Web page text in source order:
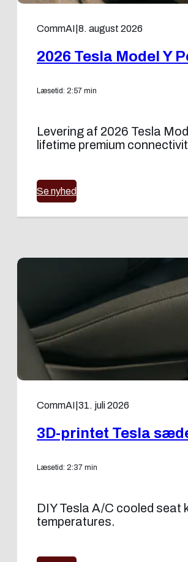
CommAI 8. august 2026
2026 Tesla Model Y
Læsetid: 2:57 min
Levering af 2026 Tesla
lifetime premium
Se nyhed
CommAI 31. juli 2026
3D-printet Tesla
Læsetid: 2:37 min
DIY Tesla A/C cooled
temperatures.